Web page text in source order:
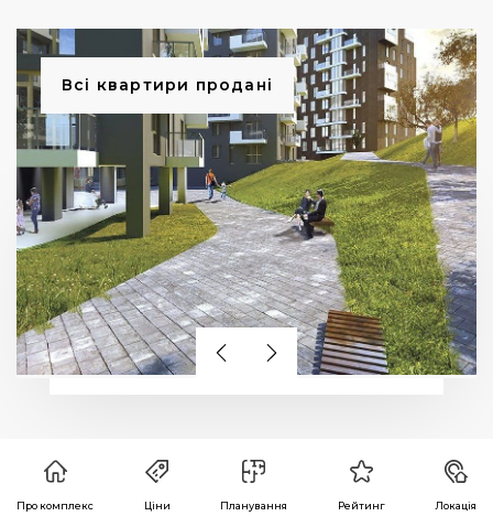
Всі квартири продані
Про комплекс Ціни Планування Рейтинг Локація